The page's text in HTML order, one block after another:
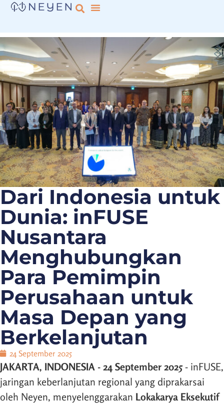
Dari Indonesia untuk
Dunia: inFUSE
Nusantara
Menghubungkan
Para Pemimpin
Perusahaan untuk
Masa Depan yang
Berkelanjutan
24 September 2025
JAKARTA, INDONESIA - 24 September 2025- inFUSE,
jaringan keberlanjutan regional yang diprakarsai
oleh Neyen, menyelenggarakan Lokakarya Eksekutif